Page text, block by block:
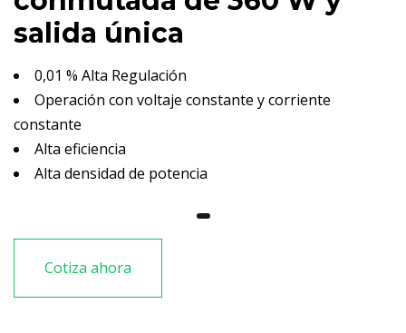
salida única
0,01 % Alta Regulación
Operación con voltaje constante y corriente
constante
Alta eficiencia
Alta densidad de potencia
Cotiza ahora